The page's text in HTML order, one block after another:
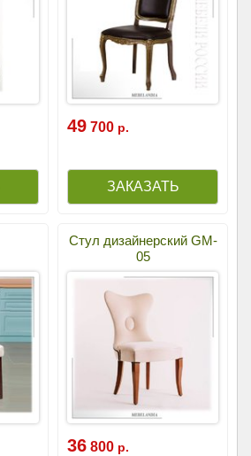
49 700 р.
Стул дизайнерский GM-
05
36 800 р.